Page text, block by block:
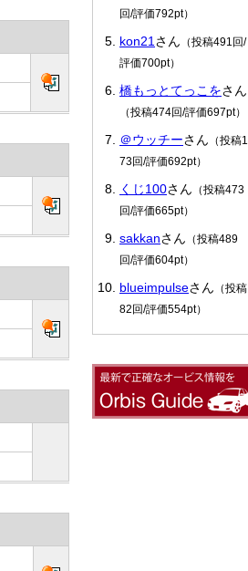
回/評価792pt）
kon21 さん （投稿491回/
評価700pt）
橋もっとてっこをさん
（投稿474回/評価697pt）
＠ウッチーさん （投稿1
73回/評価692pt）
くじ100さん （投稿473
回/評価665pt）
sakkanさん （投稿489
回/評価604pt）
blueimpulseさん （投稿
82回/評価554pt）